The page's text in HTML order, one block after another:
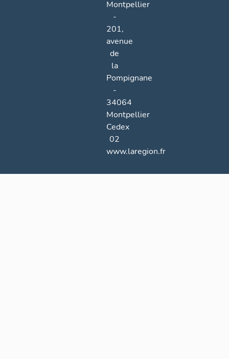
Montpellier
-
201,
avenue
de
la
Pompignane
-
34064
Montpellier
Cedex
02
www.laregion.fr